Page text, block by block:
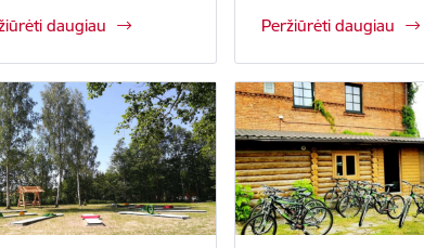
daugiau Peržiūrėti daugiau